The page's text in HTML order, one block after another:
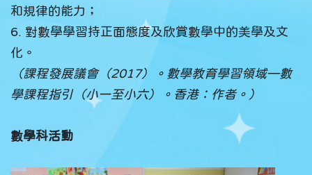
和規律的能力；
6. 對數學學習持正面態度及欣賞數學中的美學及文
化。
（課程發展議會（2017）。數學教育學習領域—數
學課程指引（小一至小六）。香港：作者。）
數學科活動